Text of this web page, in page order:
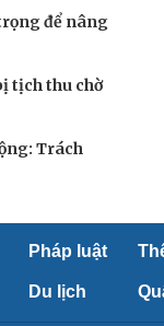
để nâng
tịch thu chờ
Trách
Pháp luật
Du lịch